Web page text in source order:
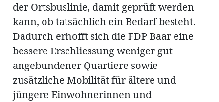
der Ortsbuslinie, damit geprüft werden
kann, ob tatsächlich ein Bedarf besteht.
Dadurch erhofft sich die FDP Baar eine
bessere Erschliessung weniger gut
angebundener Quartiere sowie
zusätzliche Mobilität für ältere und
jüngere Einwohnerinnen und